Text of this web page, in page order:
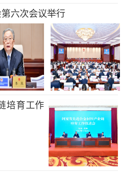
六次会议举行
培育工作